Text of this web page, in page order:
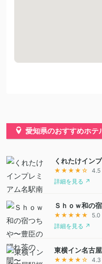
愛知県のおすすめホテ
くれたけイン
★★★★☆
4.5
詳細を見る ↗
Ｓｈｏｗ和の
★★★★★
5.0
詳細を見る ↗
東横イン名古
★★★★☆
4.3